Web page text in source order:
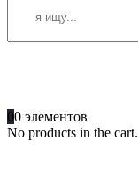
00 элементов
No products in the cart.